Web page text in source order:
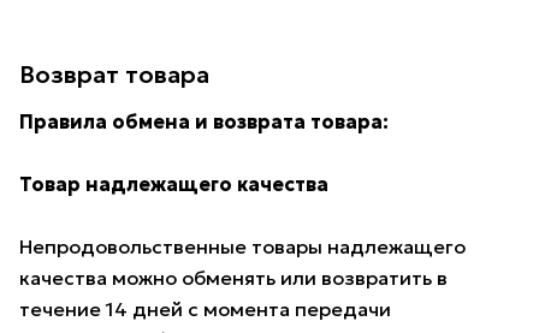
Возврат товара
Правила обмена и возврата товара:
Товар надлежащего качества
Непродовольственные товары надлежащего
качества можно обменять или возвратить в
течение 14 дней с момента передачи